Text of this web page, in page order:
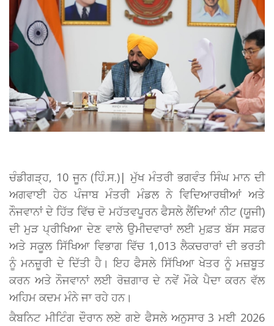
ਚੰਡੀਗੜ੍ਹ, 10 ਜੂਨ (ਹਿੰ.ਸ.)| ਮੁੱਖ ਮੰਤਰੀ ਭਗਵੰਤ ਸਿੰਘ ਮਾਨ ਦੀ
ਅਗਵਾਈ ਹੇਠ ਪੰਜਾਬ ਮੰਤਰੀ ਮੰਡਲ ਨੇ ਵਿਦਿਆਰਥੀਆਂ ਅਤੇ
ਨੌਜਵਾਨਾਂ ਦੇ ਹਿੱਤ ਵਿੱਚ ਦੋ ਮਹੱਤਵਪੂਰਨ ਫੈਸਲੇ ਲੈਂਦਿਆਂ ਨੀਟ (ਯੂਜੀ)
ਦੀ ਮੁੜ ਪ੍ਰੀਖਿਆ ਦੇਣ ਵਾਲੇ ਉਮੀਦਵਾਰਾਂ ਲਈ ਮੁਫ਼ਤ ਬੱਸ ਸਫ਼ਰ
ਅਤੇ ਸਕੂਲ ਸਿੱਖਿਆ ਵਿਭਾਗ ਵਿੱਚ 1,013 ਲੈਕਚਰਾਰਾਂ ਦੀ ਭਰਤੀ
ਨੂੰ ਮਨਜ਼ੂਰੀ ਦੇ ਦਿੱਤੀ ਹੈ। ਇਹ ਫੈਸਲੇ ਸਿੱਖਿਆ ਖੇਤਰ ਨੂੰ ਮਜ਼ਬੂਤ
ਕਰਨ ਅਤੇ ਨੌਜਵਾਨਾਂ ਲਈ ਰੋਜ਼ਗਾਰ ਦੇ ਨਵੇਂ ਮੌਕੇ ਪੈਦਾ ਕਰਨ ਵੱਲ
ਅਹਿਮ ਕਦਮ ਮੰਨੇ ਜਾ ਰਹੇ ਹਨ।
ਕੈਬਨਿਟ ਮੀਟਿੰਗ ਦੌਰਾਨ ਲਏ ਗਏ ਫੈਸਲੇ ਅਨੁਸਾਰ 3 ਮਈ 2026